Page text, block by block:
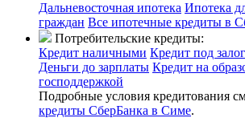
Дальневосточная ипотека Ипотека
граждан Все ипотечные кредиты в
Потребительские кредиты:
Кредит наличными Кредит под
Деньги до зарплаты Кредит на
господдержкой
Подробные условия кредитования
кредиты СберБанка в Симе.